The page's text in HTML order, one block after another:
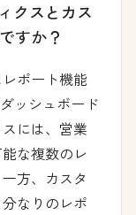
クスとカス
すか？
ポート機能
ッシュボード
には、営業
な複数のレ
方、カスタ
なりのレポ